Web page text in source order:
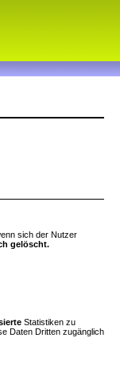
sich der Nutzer
gelöscht.
Statistiken zu
Daten Dritten zugänglich